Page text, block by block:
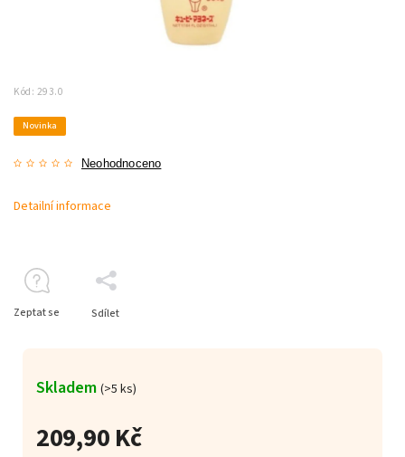
Kód: 293.0
Novinka
Neohodnoceno
209,90 Kč
Skladem (>5 ks)
Detailní informace
Zeptat se Sdílet